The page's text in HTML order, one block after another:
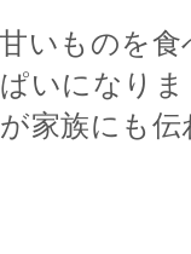
いものを
いになり
家族にも